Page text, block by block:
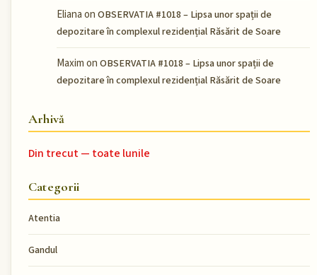
Elianaon OBSERVATIA #1018 – Lipsa unor spații de
depozitare în complexul rezidențial Răsărit de Soare
Maximon OBSERVATIA #1018 – Lipsa unor spații de
depozitare în complexul rezidențial Răsărit de Soare
Arhivă
Din trecut — toate lunile
Categorii
Atentia
Gandul